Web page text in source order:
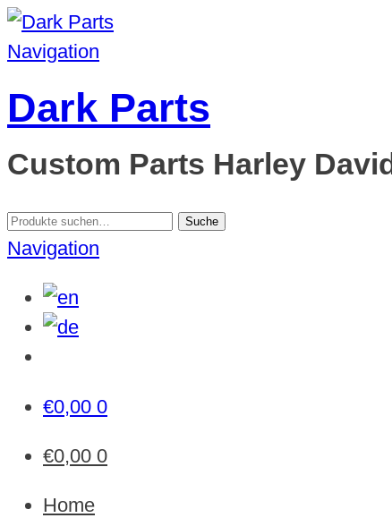
Navigation
Dark Parts
Custom Parts Harley
Suche
nach:
Suche
Navigation
€0,00 0
€0,00 0
Home